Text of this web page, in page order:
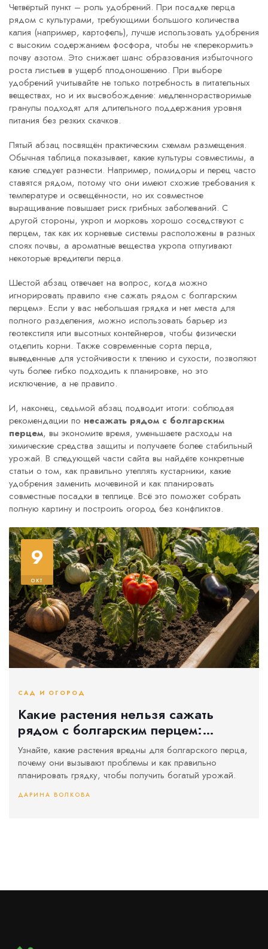
Четвёртый пункт – роль удобрений. При посадке перца
рядом с культурами, требующими большого количества
калия (например, картофель), лучше использовать удобрения
с высоким содержанием фосфора, чтобы не «перекормить»
почву азотом. Это снижает шанс образования избыточного
роста листьев в ущерб плодоношению. При выборе
удобрений учитывайте не только потребность в питательных
веществах, но и их высвобождение: медленнорастворимые
гранулы подходят для длительного поддержания уровня
питания без резких скачков.
Пятый абзац посвящён практическим схемам размещения.
Обычная таблица показывает, какие культуры совместимы, а
какие следует разнести. Например, помидоры и перец часто
ставятся рядом, потому что они имеют схожие требования к
температуре и освещённости, но их совместное
выращивание повышает риск грибных заболеваний. С
другой стороны, укроп и морковь хорошо соседствуют с
перцем, так как их корневые системы расположены в разных
слоях почвы, а ароматные вещества укропа отпугивают
некоторые вредители перца.
Шестой абзац отвечает на вопрос, когда можно
игнорировать правило «не сажать рядом с болгарским
перцем». Если у вас небольшая грядка и нет места для
полного разделения, можно использовать барьер из
геотекстиля или высотных контейнеров, чтобы физически
отделить корни. Также современные сорта перца,
выведенные для устойчивости к тлению и сухости, позволяют
чуть более гибко подходить к планировке, но это
исключение, а не правило.
И, наконец, седьмой абзац подводит итоги: соблюдая
рекомендации по несажать рядом с болгарским
перцем, вы экономите время, уменьшаете расходы на
химические средства защиты и получаете более стабильный
урожай. В следующей части сайта вы найдёте конкретные
статьи о том, как правильно утеплять кустарники, какие
удобрения заменить мочевиной и как планировать
совместные посадки в теплице. Всё это поможет собрать
полную картину и построить огород без конфликтов.
9
окт
САД И ОГОРОД
Какие растения нельзя сажать
рядом с болгарским перцем:
практический гид
Узнайте, какие растения вредны для болгарского перца,
почему они вызывают проблемы и как правильно
планировать грядку, чтобы получить богатый урожай.
ДАРИНА ВОЛКОВА